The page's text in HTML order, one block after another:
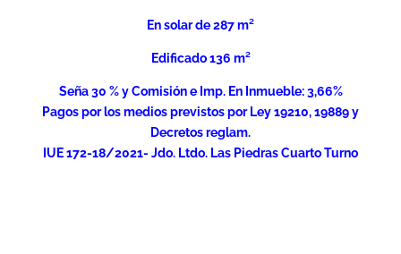
En solar de 287 m²
Edificado 136 m²
Seña 30 % y Comisión e Imp. En Inmueble: 3,66%
Pagos por los medios previstos por Ley 19210, 19889 y
Decretos reglam.
IUE 172-18/2021- Jdo. Ltdo. Las Piedras Cuarto Turno